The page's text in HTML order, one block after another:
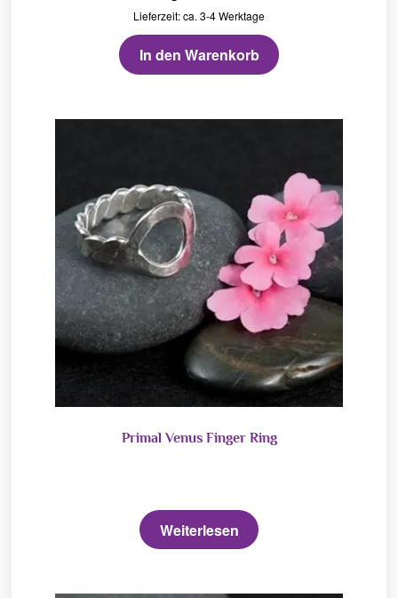
Lieferzeit: ca. 3-4 Werktage
In den Warenkorb
Primal Venus Finger Ring
Weiterlesen